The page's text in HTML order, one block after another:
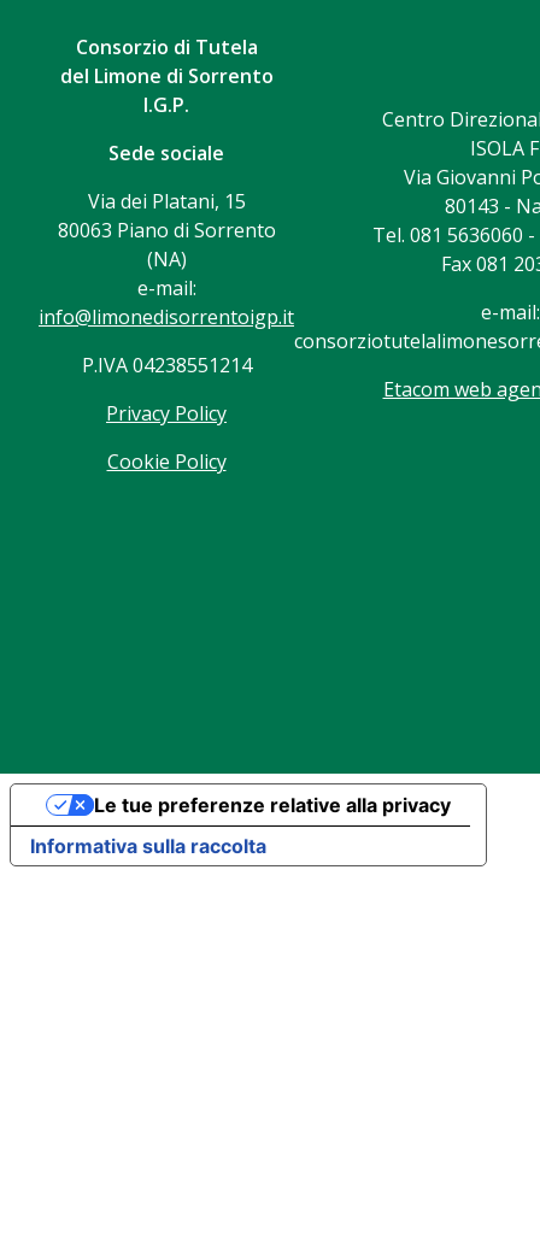
Consorzio di Tutela
del Limone di Sorrento
I.G.P.
Sede sociale
Via dei Platani, 15
80063 Piano di Sorrento
(NA)
e-mail:
info@limonedisorrentoigp.it
P.IVA 04238551214
Privacy Policy
Cookie Policy
Centro
ISOLA
Via Giovanni
80143 -
Tel. 081 5636060
Fax 081
e-mail:
Etacom web
Informativa sulla raccolta
Le tue preferenze relative alla privacy